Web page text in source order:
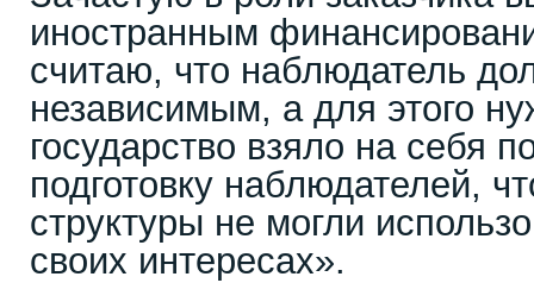
иностранным
считаю, что наблюдатель
независимым, а для этого
государство взяло на себя
подготовку наблюдателей,
структуры не могли
своих интересах».